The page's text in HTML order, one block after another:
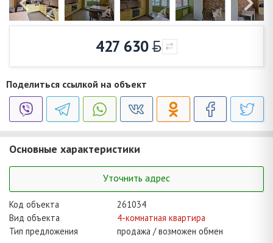
427 630
Поделиться ссылкой на объект
Основные характеристики
Уточнить адрес
Код объекта
261034
Вид объекта
4-комнатная квартира
Тип предложения
продажа / возможен обмен